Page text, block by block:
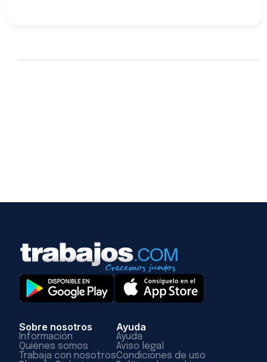
Sobre nosotros
Información
Quiénes somos
Trabaja con nosotros
Ayuda
Ayuda
Aviso legal
Condiciones de uso